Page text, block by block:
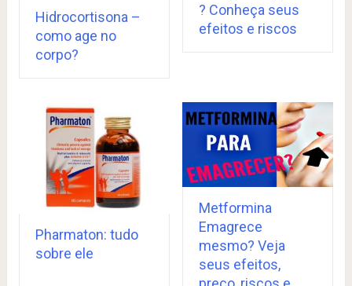
Hidrocortisona –
como age no
corpo?
? Conheça seus
efeitos e riscos
Pharmaton: tudo
sobre ele
Metformina
Emagrece
mesmo? Veja
seus efeitos,